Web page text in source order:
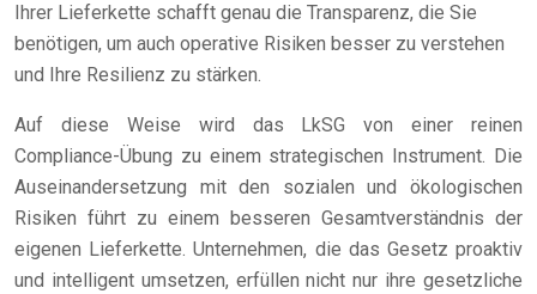
Ihrer Lieferkette schafft genau die Transparenz, die Sie
benötigen, um auch operative Risiken besser zu verstehen
und Ihre Resilienz zu stärken.
Auf diese Weise wird das LkSG von einer reinen
Compliance-Übung zu einem strategischen Instrument. Die
Auseinandersetzung mit den sozialen und ökologischen
Risiken führt zu einem besseren Gesamtverständnis der
eigenen Lieferkette. Unternehmen, die das Gesetz proaktiv
und intelligent umsetzen, erfüllen nicht nur ihre gesetzliche